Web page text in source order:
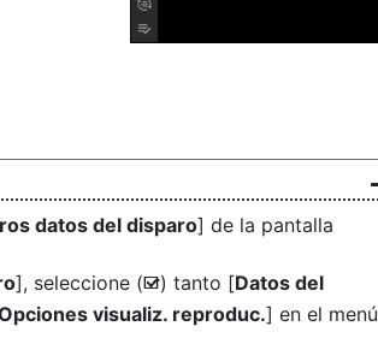
datos del disparo] de la pantalla
], seleccione (M) tanto [Datos del
visualiz. reproduc.] en el menú